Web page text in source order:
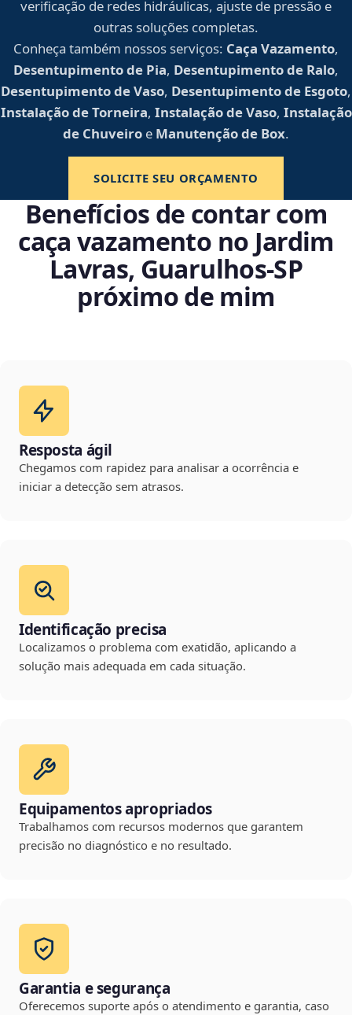
verificação de redes hidráulicas, ajuste de pressão e
outras soluções completas.
Conheça também nossos serviços: Caça Vazamento,
Desentupimento de Pia, Desentupimento de Ralo,
Desentupimento de Vaso, Desentupimento de Esgoto,
Instalação de Torneira, Instalação de Vaso, Instalação
de Chuveiro e Manutenção de Box.
SOLICITE SEU ORÇAMENTO
Benefícios de contar com
caça vazamento no Jardim
Lavras, Guarulhos‑SP
próximo de mim
Resposta ágil
Chegamos com rapidez para analisar a ocorrência e
iniciar a detecção sem atrasos.
Identificação precisa
Localizamos o problema com exatidão, aplicando a
solução mais adequada em cada situação.
Equipamentos apropriados
Trabalhamos com recursos modernos que garantem
precisão no diagnóstico e no resultado.
Garantia e segurança
Oferecemos suporte após o atendimento e garantia, caso